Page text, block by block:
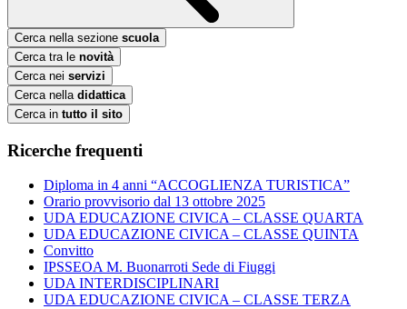
Cerca nella sezione scuola
Cerca tra le novità
Cerca nei servizi
Cerca nella didattica
Cerca in tutto il sito
Ricerche frequenti
Diploma in 4 anni “ACCOGLIENZA TURISTICA”
Orario provvisorio dal 13 ottobre 2025
UDA EDUCAZIONE CIVICA – CLASSE QUARTA
UDA EDUCAZIONE CIVICA – CLASSE QUINTA
Convitto
IPSSEOA M. Buonarroti Sede di Fiuggi
UDA INTERDISCIPLINARI
UDA EDUCAZIONE CIVICA – CLASSE TERZA